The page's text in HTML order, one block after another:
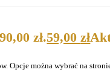
zł.59,00zł
Opcje można wybrać na